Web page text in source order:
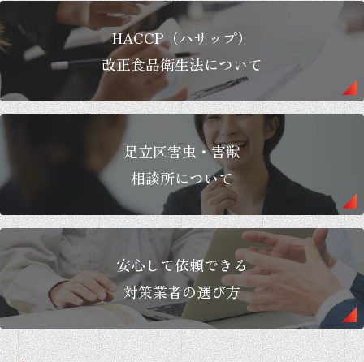
HACCP（ハサップ）
改正食品衛生法について
足立区害虫・害獣
相談所について
安心して依頼できる
対策業者の選び方